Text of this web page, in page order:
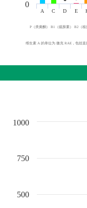
A C D E
0
P（类黄酮） B1（硫胺素） B2（
维生素 A 的单位为 微克 RAE，包括
500
750
1000